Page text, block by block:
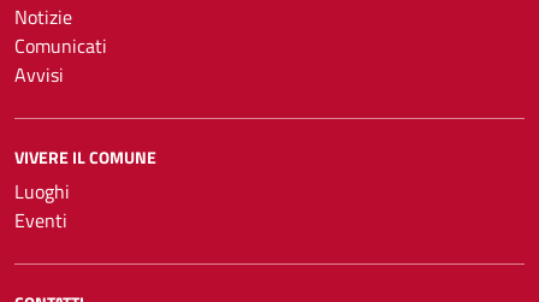
Notizie
Comunicati
Avvisi
VIVERE IL COMUNE
Luoghi
Eventi